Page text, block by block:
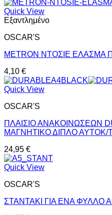
Quick View
Εξαντλημένο
OSCAR'S
METRON ΝΤΟΣΙΕ ΕΛΑΣΜΑ
4,10 €
Quick View
OSCAR'S
ΠΛΑΙΣΙΟ ΑΝΑΚΟΙΝΩΣΕΩΝ
ΜΑΓΝΗΤΙΚΟ ΔΙΠΛΟ ΑΥΤΟΚ/
24,95 €
Quick View
OSCAR'S
ΣΤΑΝΤΑΚΙ ΓΙΑ ΕΝΑ ΦΥΛΛΟ